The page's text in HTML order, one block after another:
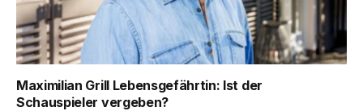
Maximilian Grill Lebensgefährtin: Ist der
Schauspieler vergeben?